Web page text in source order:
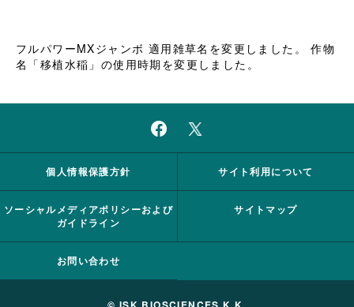
フルパワーMXジャンボ 適用雑草名を変更しました。 作物
名「移植水稲」の使用時期を変更しました。
個人情報保護方針 サイト利用について
ソーシャルメディアポリシーおよび
ガイドライン
サイトマップ
お問い合わせ